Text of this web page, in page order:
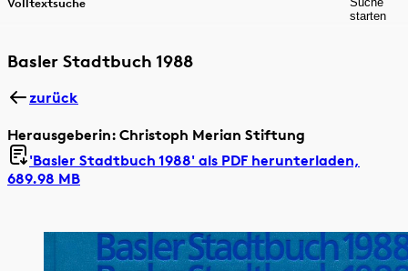
starten
Zeitraum Autor:in
Basler Stadtbuch 1988
zurück
Herausgeberin: Christoph Merian Stiftung
'Basler Stadtbuch 1988' als PDF herunterladen,
689.98 MB